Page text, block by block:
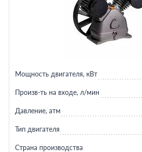
Мощность двигателя, кВт
Произв-ть на входе, л/мин
Давление, атм
Тип двигателя
Страна производства